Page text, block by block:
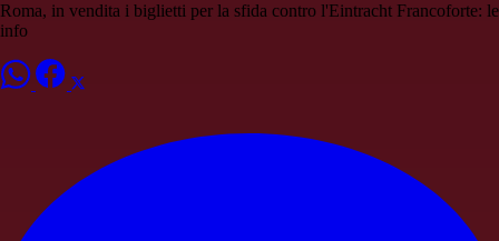
Roma, in vendita i biglietti per la sfida contro l'Eintracht Francoforte: le
info